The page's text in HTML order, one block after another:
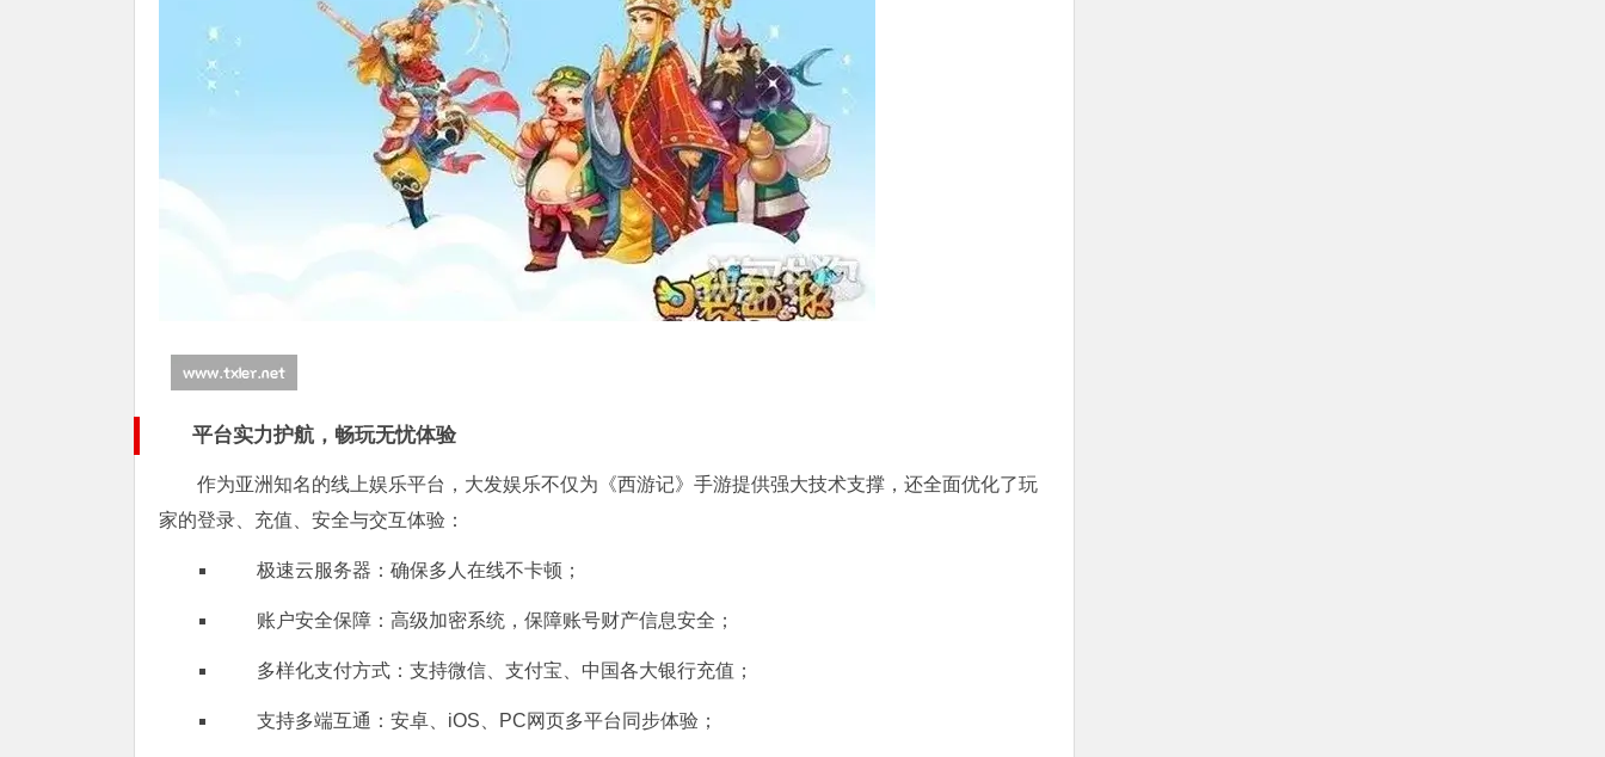
平台实力护航，畅玩无忧体验
作为亚洲知名的线上娱乐平台，大发娱乐不仅为《西游记》手游提供强大技术支撑，还全面优化了玩
家的登录、充值、安全与交互体验：
极速云服务器：确保多人在线不卡顿；
账户安全保障：高级加密系统，保障账号财产信息安全；
多样化支付方式：支持微信、支付宝、中国各大银行充值；
支持多端互通：安卓、iOS、PC网页多平台同步体验；